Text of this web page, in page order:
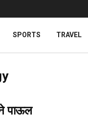
SPORTS TRAVEL
पाऊल